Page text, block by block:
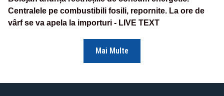
Centralele pe combustibili fosili, repornite. La ore de
vârf se va apela la importuri - LIVE TEXT
Mai Multe